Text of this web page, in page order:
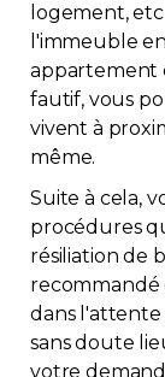
logement,
l'immeuble
appartement
fautif, vous
vivent à
même.
Suite à cela,
procédures
résiliation de
dans l'attente
sans doute
votre